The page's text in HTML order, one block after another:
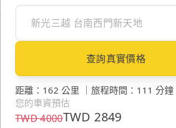
查詢真實價格
距離 ： 162 公里 ｜ 旅程時間 ： 111 分鐘
您的車資預估
TWD4000TWD 2849